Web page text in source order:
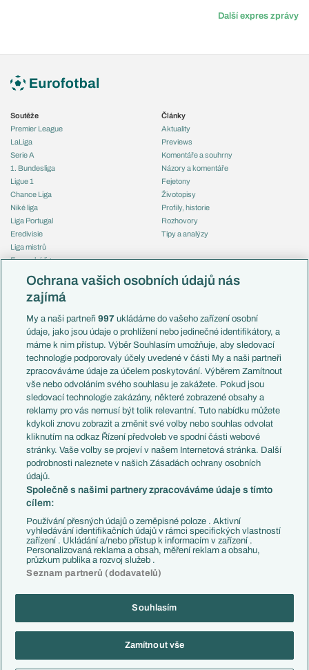
Další expres zprávy
Soutěže
Premier League
LaLiga
Serie A
1. Bundesliga
Ligue 1
Chance Liga
Niké liga
Liga Portugal
Eredivisie
Liga mistrů
Evropská liga
Mistrovství světa
Liga národů
Témata
Představení týmů MS
EuroSkauting
PL v kostce
Evropské koeficienty
Přestupy
Přestupové spekulace
Zranění
Kluby
Arsenal FC
Chelsea FC
Manchester United
AC Milán
Juventus FC
Bayern Mnichov
FC Barcelona
Real Madrid
Články
Aktuality
Previews
Komentáře a souhrny
Názory a komentáře
Fejetony
Životopisy
Profily, historie
Rozhovory
Tipy a analýzy
Česko
Francie
Itálie
Německo
Španělsko
Argentina
Brazílie
Přestupy
Zápasy
Livescore
Tipovací soutěž
Copyright © 2001-2026 EuroFotbal.cz. Využíváme zpravodajství ČTK.
Informace o zpracování osobních údajů
Ochrana vašich osobních údajů nás
zajímá
My a naši partneři997 ukládáme do vašeho zařízení osobní
údaje, jako jsou údaje o prohlížení nebo jedinečné identifikátory, a
máme k nim přístup. Výběr Souhlasím umožňuje, aby sledovací
technologie podporovaly účely uvedené v části My a naši partneři
zpracováváme údaje za účelem poskytování. Výběrem Zamítnout
vše nebo odvoláním svého souhlasu je zakážete. Pokud jsou
sledovací technologie zakázány, některé zobrazené obsahy a
reklamy pro vás nemusí být tolik relevantní. Tuto nabídku můžete
kdykoli znovu zobrazit a změnit své volby nebo souhlas odvolat
kliknutím na odkaz Řízení předvoleb ve spodní části webové
stránky. Vaše volby se projeví v našem Internetová stránka. Další
podrobnosti naleznete v našich Zásadách ochrany osobních
údajů.
Společně s našimi partnery zpracováváme údaje s tímto
cílem:
Používání přesných údajů o zeměpisné poloze . Aktivní
vyhledávání identifikačních údajů v rámci specifických vlastností
zařízení . Ukládání a/nebo přístup k informacím v zařízení .
Personalizovaná reklama a obsah, měření reklam a obsahu,
průzkum publika a rozvoj služeb .
Seznam partnerů (dodavatelů)
Souhlasím
Zamítnout vše